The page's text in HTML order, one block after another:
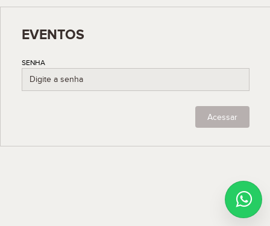
EVENTOS
SENHA
Acessar